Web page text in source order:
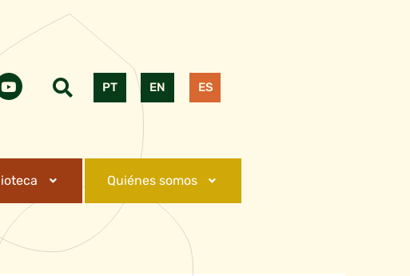
PT EN ES
Quiénes somos